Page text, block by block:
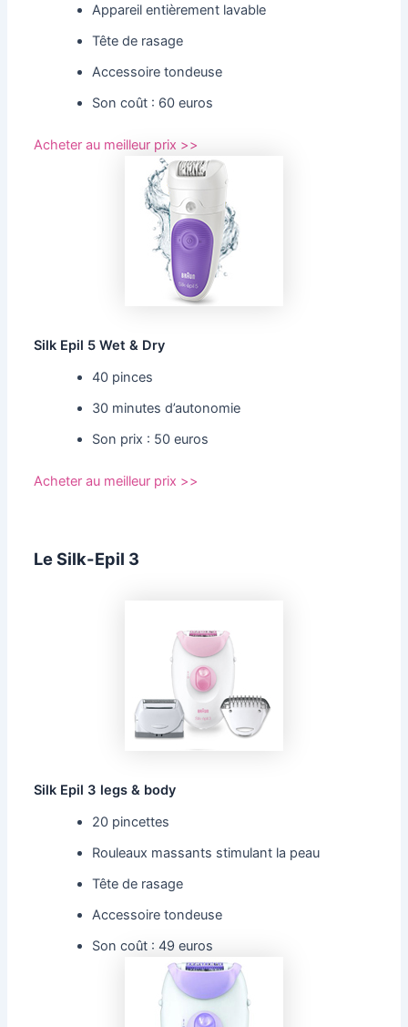
Appareil entièrement lavable
Tête de rasage
Accessoire tondeuse
Son coût : 60 euros
Acheter au meilleur prix >>
Silk Epil 5 Wet & Dry
40 pinces
30 minutes d’autonomie
Son prix : 50 euros
Acheter au meilleur prix >>
Le Silk-Epil 3
Silk Epil 3 legs & body
20 pincettes
Rouleaux massants stimulant la peau
Tête de rasage
Accessoire tondeuse
Son coût : 49 euros